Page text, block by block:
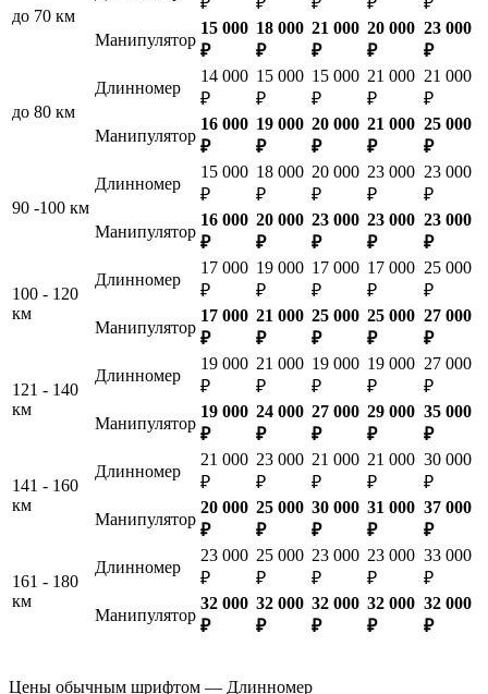
до 70 км
Манипулятор
15 000
₽
18 000
₽
21 000
₽
20 000
₽
23 000
₽
до 80 км
Длинномер
14 000
₽
15 000
₽
15 000
₽
21 000
₽
21 000
₽
Манипулятор
16 000
₽
19 000
₽
20 000
₽
21 000
₽
25 000
₽
90 -100 км
Длинномер
15 000
₽
18 000
₽
20 000
₽
23 000
₽
23 000
₽
Манипулятор
16 000
₽
20 000
₽
23 000
₽
23 000
₽
23 000
₽
100 - 120
км
Длинномер
17 000
₽
19 000
₽
17 000
₽
17 000
₽
25 000
₽
Манипулятор
17 000
₽
21 000
₽
25 000
₽
25 000
₽
27 000
₽
121 - 140
км
Длинномер
19 000
₽
21 000
₽
19 000
₽
19 000
₽
27 000
₽
Манипулятор
19 000
₽
24 000
₽
27 000
₽
29 000
₽
35 000
₽
141 - 160
км
Длинномер
21 000
₽
23 000
₽
21 000
₽
21 000
₽
30 000
₽
Манипулятор
20 000
₽
25 000
₽
30 000
₽
31 000
₽
37 000
₽
161 - 180
км
Длинномер
23 000
₽
25 000
₽
23 000
₽
23 000
₽
33 000
₽
Манипулятор
32 000
₽
32 000
₽
32 000
₽
32 000
₽
32 000
₽
Цены обычным шрифтом — Длинномер